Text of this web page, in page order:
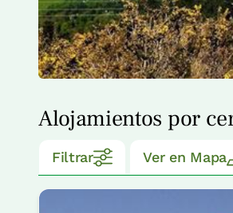
Alojamientos por
Filtrar Ver en Mapa